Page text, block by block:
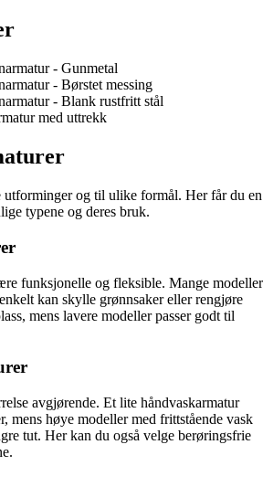
- Gunmetal
- Børstet messing
- Blank rustfritt stål
med uttrekk
utforminger og til ulike formål. Her får du en
typene og deres bruk.
funksjonelle og fleksible. Mange modeller
kan skylle grønnsaker eller rengjøre
mens lavere modeller passer godt til
avgjørende. Et lite håndvaskarmatur
mens høye modeller med frittstående vask
tut. Her kan du også velge berøringsfrie